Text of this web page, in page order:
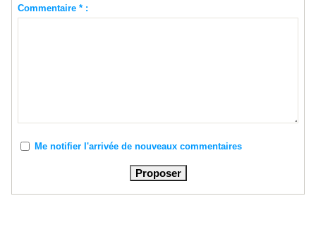
Commentaire * :
Me notifier l'arrivée de nouveaux commentaires